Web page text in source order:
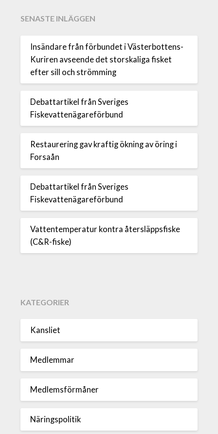
SENASTE INLÄGGEN
Insändare från förbundet i Västerbottens-
Kuriren avseende det storskaliga fisket
efter sill och strömming
Debattartikel från Sveriges
Fiskevattenägareförbund
Restaurering gav kraftig ökning av öring i
Forsaån
Debattartikel från Sveriges
Fiskevattenägareförbund
Vattentemperatur kontra återsläppsfiske
(C&R-fiske)
KATEGORIER
Kansliet
Medlemmar
Medlemsförmåner
Näringspolitik